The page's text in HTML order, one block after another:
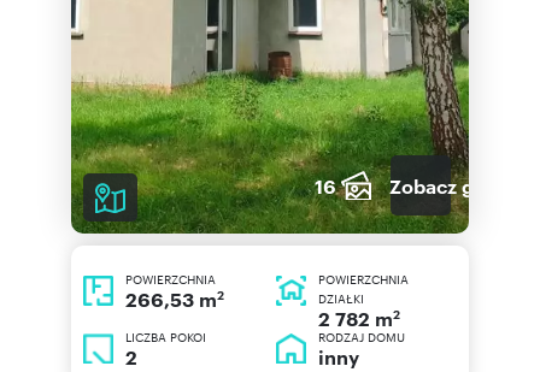
16 Zobacz galerię
POWIERZCHNIA
266,53 m2
POWIERZCHNIA
DZIAŁKI
2 782 m2
LICZBA POKOI
2
RODZAJ DOMU
inny